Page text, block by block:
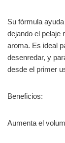
Su fórmula
dejando el pelaje
aroma. Es ideal
desenredar, y
desde el primer
Beneficios:
Aumenta el